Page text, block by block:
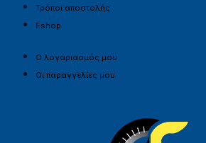
Τρόποι αποστολής
Eshop
Ο λογαριασμός μου
Οι παραγγελίες μου